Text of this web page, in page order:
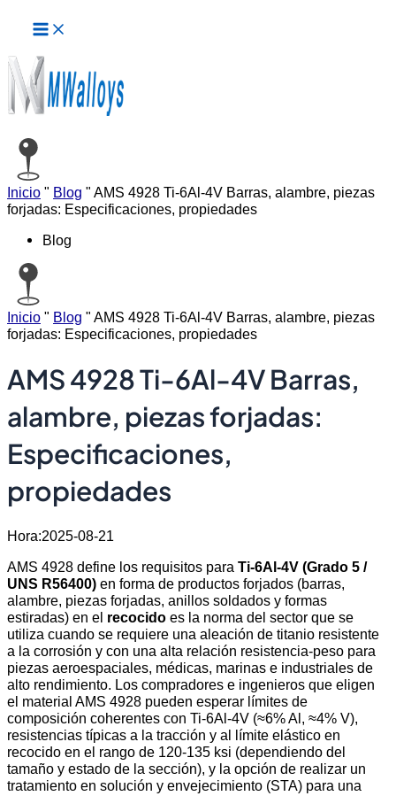
contenido
principal
Inicio " Blog " AMS 4928 Ti-6Al-4V Barras, alambre, piezas
forjadas: Especificaciones, propiedades
Blog
Inicio " Blog " AMS 4928 Ti-6Al-4V Barras, alambre, piezas
forjadas: Especificaciones, propiedades
AMS 4928 Ti-6Al-4V Barras,
alambre, piezas forjadas:
Especificaciones,
propiedades
Hora:2025-08-21
AMS 4928 define los requisitos para Ti-6Al-4V (Grado 5 /
UNS R56400) en forma de productos forjados (barras,
alambre, piezas forjadas, anillos soldados y formas
estiradas) en el recocido es la norma del sector que se
utiliza cuando se requiere una aleación de titanio resistente
a la corrosión y con una alta relación resistencia-peso para
piezas aeroespaciales, médicas, marinas e industriales de
alto rendimiento. Los compradores e ingenieros que eligen
el material AMS 4928 pueden esperar límites de
composición coherentes con Ti-6Al-4V (≈6% Al, ≈4% V),
resistencias típicas a la tracción y al límite elástico en
recocido en el rango de 120-135 ksi (dependiendo del
tamaño y estado de la sección), y la opción de realizar un
tratamiento en solución y envejecimiento (STA) para una